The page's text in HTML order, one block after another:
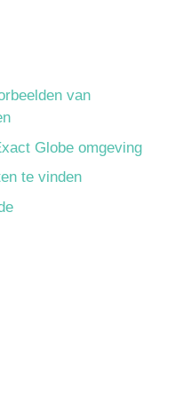
van
Globe omgeving
te vinden